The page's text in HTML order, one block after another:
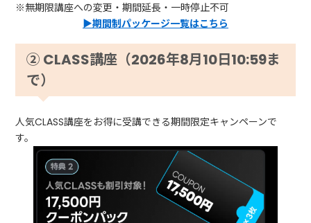
※無期限講座への変更・期間延長・一時停止不可
▶期間制パッケージ一覧はこちら
② CLASS講座（2026年8月10日10:59ま
で）
人気CLASS講座をお得に受講できる期間限定キャンペーンで
す。